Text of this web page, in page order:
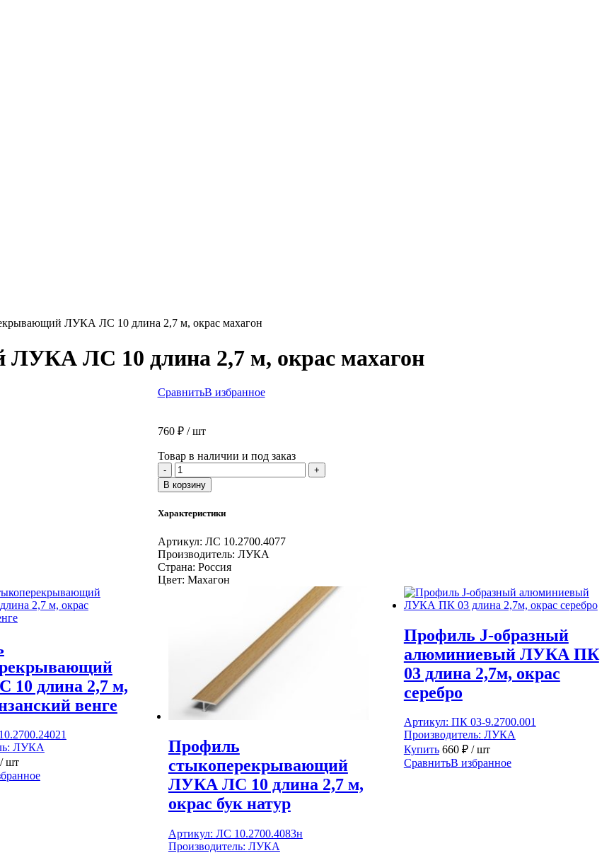
ЛУКА ЛС 10 длина 2,7 м, окрас махагон
ЛС 10 длина 2,7 м, окрас махагон
СравнитьВ избранное
760 ₽/ шт
Товар в наличии и под заказ
-
Количество
товара
Профиль
ЛУКА
10
длина
2,7
м,
+
В корзину
Характеристики
Артикул: ЛС 10.2700.4077
Производитель: ЛУКА
Страна: Россия
Цвет: Махагон
длина 2,7 м,
венге
ЛУКА
шт
Профиль
стыкоперекрывающий
ЛУКА ЛС 10 длина 2,7 м,
окрас бук натур
Артикул: ЛС 10.2700.4083н
Производитель: ЛУКА
Профиль J-образный
алюминиевый ЛУКА ПК
03 длина 2,7м, окрас
серебро
Артикул: ПК 03-9.2700.001
Производитель: ЛУКА
Купить 660 ₽/ шт
СравнитьВ избранное